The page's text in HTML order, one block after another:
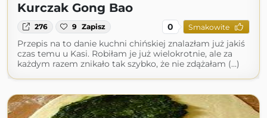
Kurczak Gong Bao
276 9 Zapisz 0 Smakowite
Przepis na to danie kuchni chińskiej znalazłam już jakiś
czas temu u Kasi. Robiłam je już wielokrotnie, ale za
każdym razem znikało tak szybko, że nie zdążałam (...)